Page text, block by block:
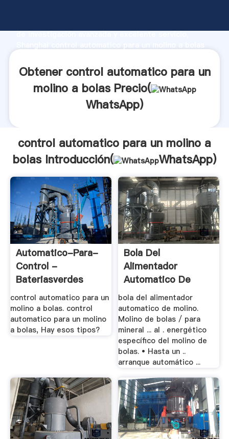
de investigación avanzada y excelente servicio,
clientes.
Obtener control automatico para un
molino a bolas Precio(
WhatsApp)
control automatico para un molino a
bolas Introducción(
WhatsApp)
Automatico-Para-
Control -
Bateriasverdes
control automatico para un
molino a bolas. control
automatico para un molino
a bolas, Hay esos tipos?
Bola Del
Alimentador
Automatico De
Molino
bola del alimentador
automatico de molino.
Molino de bolas / para
mineral ... al . energético
específico del molino de
bolas. • Hasta un ..
arranque automático ...